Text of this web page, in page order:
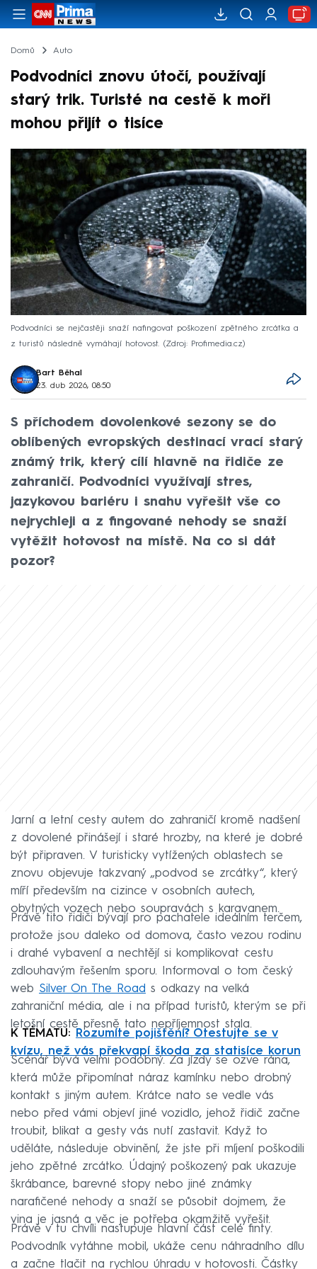
Domů Auto
Podvodníci znovu útočí, používají
starý trik. Turisté na cestě k moři
mohou přijít o tisíce
Podvodníci se nejčastěji snaží nafingovat poškození zpětného zrcátka a
z turistů následně vymáhají hotovost.
Zdroj: Profimedia.cz
Bart Běhal
23. dub 2026, 08:50
S příchodem dovolenkové sezony se do
oblíbených evropských destinací vrací starý
známý trik, který cílí hlavně na řidiče ze
zahraničí. Podvodníci využívají stres,
jazykovou bariéru i snahu vyřešit vše co
nejrychleji a z fingované nehody se snaží
vytěžit hotovost na místě. Na co si dát
pozor?
Jarní a letní cesty autem do zahraničí kromě nadšení
z dovolené přinášejí i staré hrozby, na které je dobré
být připraven. V turisticky vytížených oblastech se
znovu objevuje takzvaný „podvod se zrcátky“, který
míří především na cizince v osobních autech,
obytných vozech nebo soupravách s karavanem.
Právě tito řidiči bývají pro pachatele ideálním terčem,
protože jsou daleko od domova, často vezou rodinu
i drahé vybavení a nechtějí si komplikovat cestu
zdlouhavým řešením sporu. Informoval o tom český
web Silver On The Road s odkazy na velká
zahraniční média, ale i na případ turistů, kterým se při
letošní cestě přesně tato nepříjemnost stala.
K TÉMATU:
Rozumíte pojištění? Otestujte se v
kvízu, než vás překvapí škoda za statisíce korun
Scénář bývá velmi podobný. Za jízdy se ozve rána,
která může připomínat náraz kamínku nebo drobný
kontakt s jiným autem. Krátce nato se vedle vás
nebo před vámi objeví jiné vozidlo, jehož řidič začne
troubit, blikat a gesty vás nutí zastavit. Když to
uděláte, následuje obvinění, že jste při míjení poškodili
jeho zpětné zrcátko. Údajný poškozený pak ukazuje
škrábance, barevné stopy nebo jiné známky
narafičené nehody a snaží se působit dojmem, že
vina je jasná a věc je potřeba okamžitě vyřešit.
Právě v tu chvíli nastupuje hlavní část celé finty.
Podvodník vytáhne mobil, ukáže cenu náhradního dílu
a začne tlačit na rychlou úhradu v hotovosti. Částky